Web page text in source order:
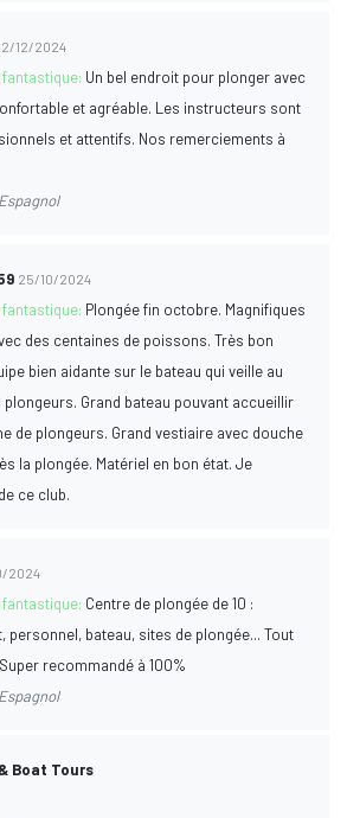
12/2024
Un bel endroit pour plonger avec
et agréable. Les instructeurs sont
et attentifs. Nos remerciements à
25/10/2024
Plongée fin octobre. Magnifiques
des centaines de poissons. Très bon
bien aidante sur le bateau qui veille au
Grand bateau pouvant accueillir
de plongeurs. Grand vestiaire avec douche
la plongée. Matériel en bon état. Je
ce club.
2024
Centre de plongée de 10 :
personnel, bateau, sites de plongée... Tout
recommandé à 100%
Boat Tours